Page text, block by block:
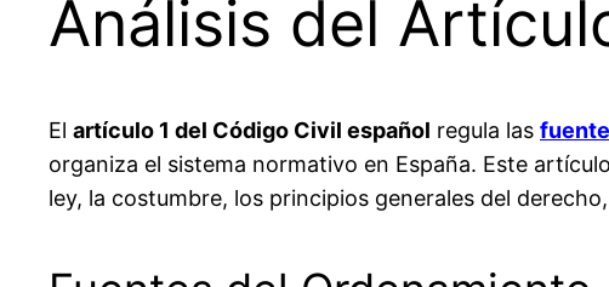
Análisis del
El artículo 1 del Código Civil español regula las
organiza el sistema normativo en España. Este
ley, la costumbre, los principios generales del